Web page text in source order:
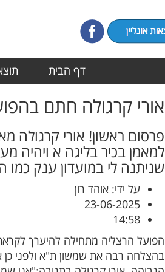
דף הבית
אורי קרגולה חתם
פרסום ראשון! אורי
למאמן בכיר בליגה א ויהיה
שניתנה לי במועדון ענק
על ידי: אוהד רון
23-06-2025
14:58
הפועל הרצליה מתחילה להיערך
בהצלחה רבה את שמשון ת"א ולפני כן